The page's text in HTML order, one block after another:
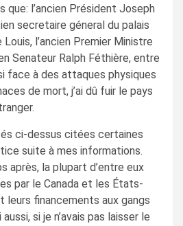
que: l’ancien Président Joseph
secretaire géneral du palais
l’ancien Premier Ministre
Senateur Ralph Féthière, entre
face à des attaques physiques
de mort, j’ai dû fuir le pays
ci-dessus citées certaines
suite à mes informations.
après, la plupart d’entre eux
par le Canada et les États-
leurs financements aux gangs
si je n’avais pas laisser le